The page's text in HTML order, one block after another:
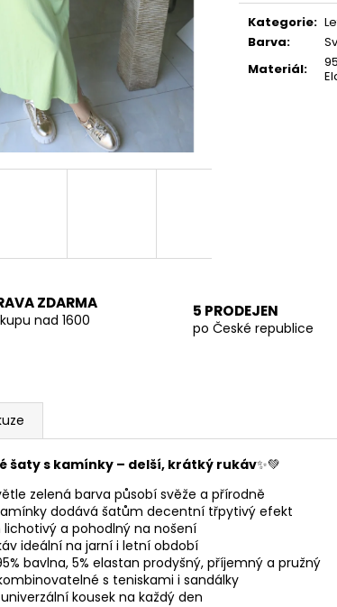
Kategorie:
Barva:
Materiál:
ZDARMA
nad 1600
5 PRODEJEN
po České republice
šaty s kamínky – delší, krátký rukáv✨💚
zelená barva působí svěže a přírodně
dodává šatům decentní třpytivý efekt
lichotivý a pohodlný na nošení
ideální na jarní i letní období
bavlna, 5% elastan prodyšný, příjemný a pružný
s teniskami i sandálky
kousek na každý den
KABELKA
SVĚTLE BÉŽOVÁ
699 Kč